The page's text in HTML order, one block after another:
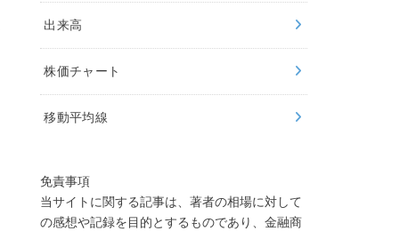
出来高
株価チャート
移動平均線
免責事項
当サイトに関する記事は、著者の相場に対して
の感想や記録を目的とするものであり、金融商